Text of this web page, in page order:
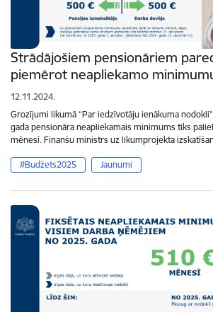
Strādājošiem pensionāriem
piemērot neapliekamo
12.11.2024.
Grozījumi likumā “Par iedzīvotāju ienākuma
gada pensionāra neapliekamais minimums tiks
mēnesī. Finanšu ministrs uz likumprojekta
#Budžets2025 Jaunumi